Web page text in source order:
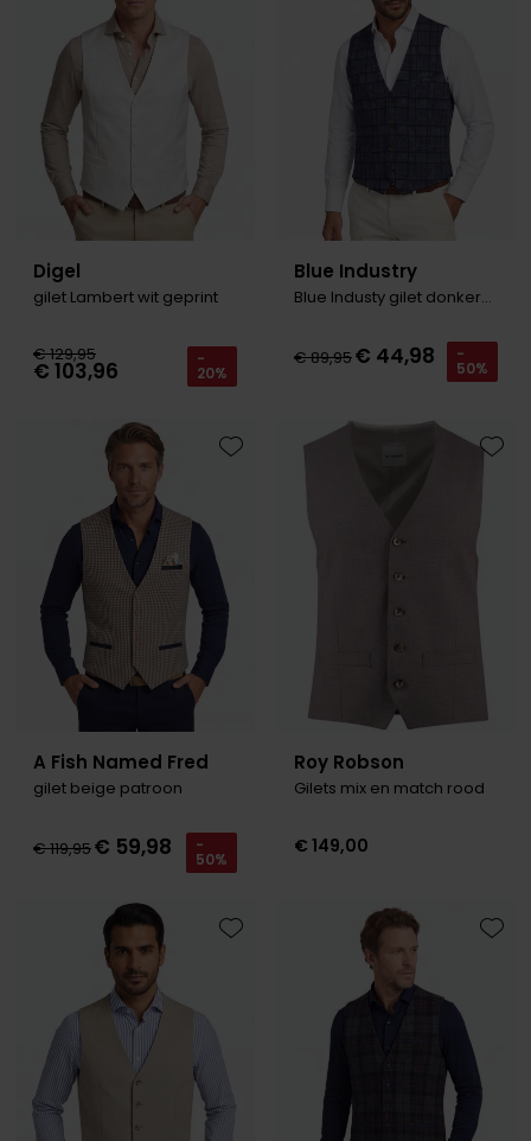
Digel
gilet Lambert wit geprint
€ 129,95
€ 103,96 -
20%
Blue Industry
Blue Industy gilet donkerblauw
€ 89,95€ 44,98 -
50%
A Fish Named Fred
gilet beige patroon
€ 119,95€ 59,98 -
50%
Roy Robson
Gilets mix en match rood
€ 149,00
Toevoegen aan favorieten